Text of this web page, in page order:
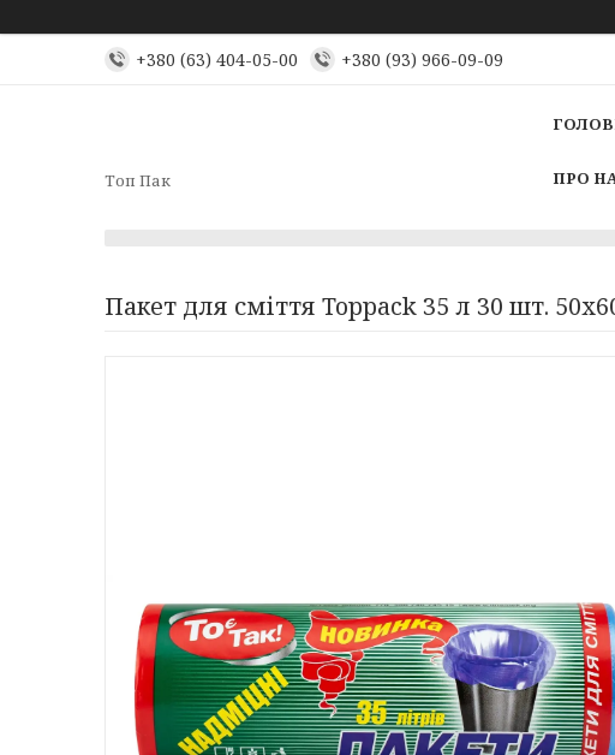
+380 (63) 404-05-00 +380 (93) 966-09-09
Топ Пак ПРО
Пакет для сміття Toppack 35 л 30 шт.